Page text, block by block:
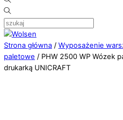
Strona główna / Wyposażenie
paletowe / PHW 2500 WP Wózek
drukarką UNICRAFT